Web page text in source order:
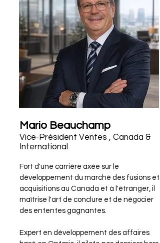
Mario Beauchamp
Vice-Président Ventes , Canada &
International
Fort d'une carrière axée sur le
développement du marché des fusions et
acquisitions au Canada et à l'étranger, il
maîtrise l'art de conclure et de négocier
des ententes gagnantes.
Expert en développement des affaires